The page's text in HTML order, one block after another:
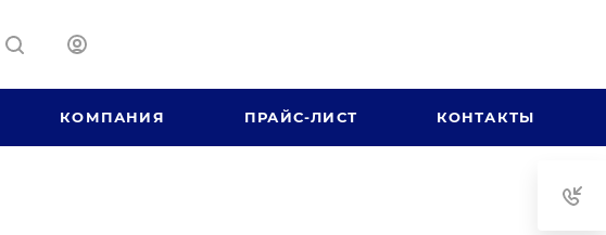
КОМПАНИЯ ПРАЙС-ЛИСТ КОНТАКТЫ